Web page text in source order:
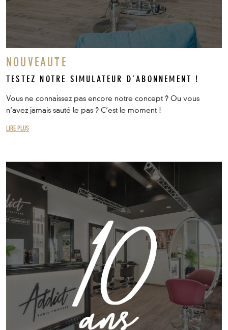
NOUVEAUTE
TESTEZ NOTRE SIMULATEUR D’ABONNEMENT !
Vous ne connaissez pas encore notre concept ? Ou vous
n’avez jamais sauté le pas ? C’est le moment !
LIRE PLUS